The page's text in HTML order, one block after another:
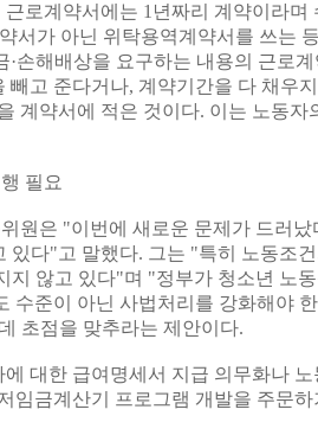
로계약서에는 1년짜리 계약이라며
서가 아닌 위탁용역계약서를 쓰는
손해배상을 요구하는 내용의 근로
빼고 준다거나, 계약기간을 다 채우
계약서에 적은 것이다. 이는 노동자
필요
원은 "이번에 새로운 문제가 드러
있다"고 말했다. 그는 "특히 노동조
지 않고 있다"며 "정부가 청소년 노
수준이 아닌 사법처리를 강화해야
초점을 맞추라는 제안이다.
대한 급여명세서 지급 의무화나
임금계산기 프로그램 개발을 주문하